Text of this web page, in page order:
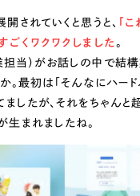
されていくと思うと、 「
ごくワクワクしました 。
担当）がお話しの中で結
か。最初は「そんなにハー
ましたが、それをちゃんと
生まれましたね。